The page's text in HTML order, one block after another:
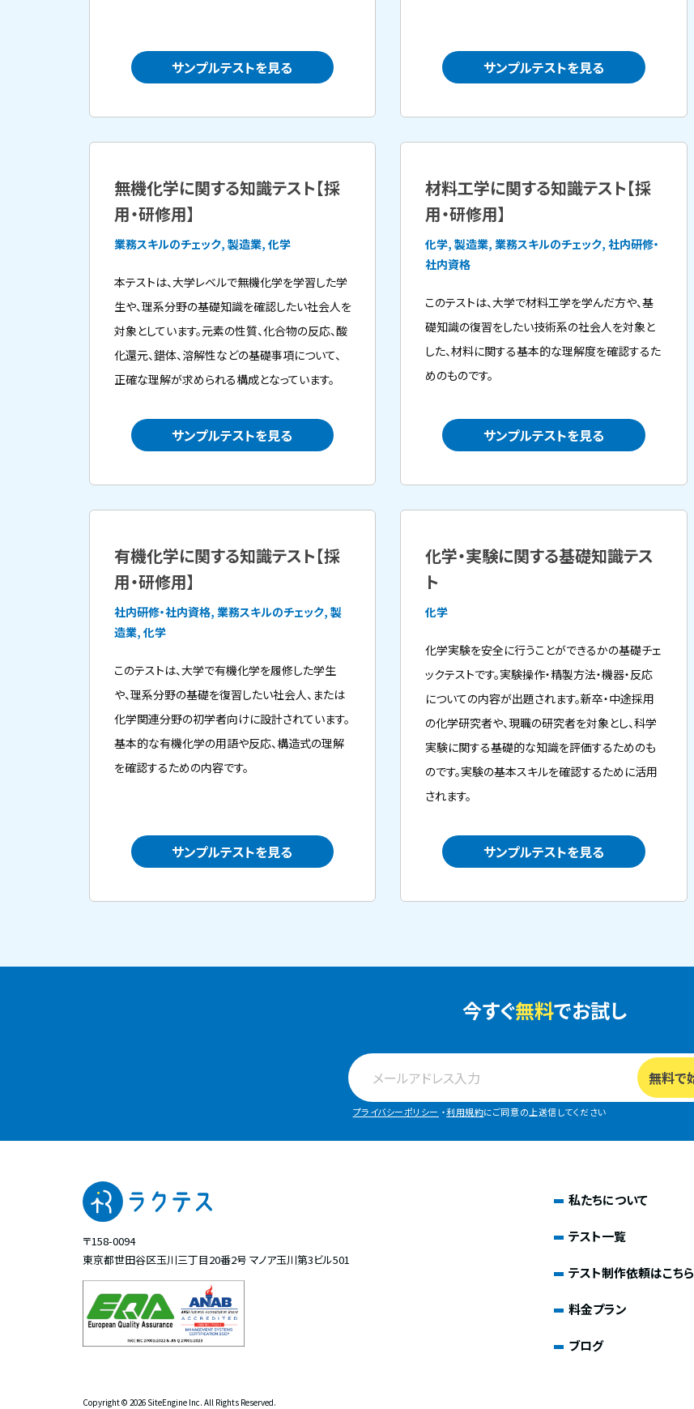
サンプルテストを見る サンプルテストを見る
無機化学に関する知識テスト【採
用・研修用】
業務スキルのチェック, 製造業, 化学
本テストは、大学レベルで無機化学を学習した学
生や、理系分野の基礎知識を確認したい社会人を
対象としています。元素の性質、化合物の反応、酸
化還元、錯体、溶解性などの基礎事項について、
正確な理解が求められる構成となっています。
サンプルテストを見る
材料工学に関する知識テスト【採
用・研修用】
化学, 製造業, 業務スキルのチェック, 社内研修・
社内資格
このテストは、大学で材料工学を学んだ方や、基
礎知識の復習をしたい技術系の社会人を対象と
した、材料に関する基本的な理解度を確認するた
めのものです。
サンプルテストを見る
有機化学に関する知識テスト【採
用・研修用】
社内研修・社内資格, 業務スキルのチェック, 製
造業, 化学
このテストは、大学で有機化学を履修した学生
や、理系分野の基礎を復習したい社会人、または
化学関連分野の初学者向けに設計されています。
基本的な有機化学の用語や反応、構造式の理解
を確認するための内容です。
サンプルテストを見る
化学・実験に関する基礎知識テス
ト
化学
化学実験を安全に行うことができるかの基礎チェ
ックテストです。実験操作・精製方法・機器・反応
についての内容が出題されます。新卒・中途採用
の化学研究者や、現職の研究者を対象とし、科学
実験に関する基礎的な知識を評価するためのも
のです。実験の基本スキルを確認するために活用
されます。
サンプルテストを見る
今すぐ無料でお試し
プライバシーポリシー ・利用規約にご同意の上送信してください
〒158-0094
東京都世田谷区玉川三丁目20番2号 マノア玉川第3ビル501
私たちについて
テスト一覧
テスト制作依頼はこちら
料金プラン
ブログ
Copyright © 2026 SiteEngine Inc. All Rights Reserved.